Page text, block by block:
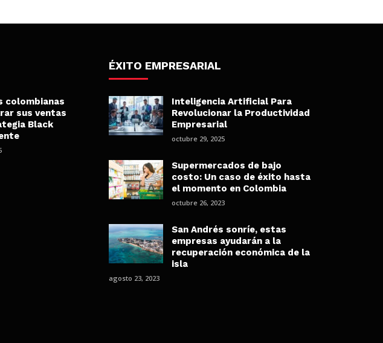
colombianas
sus ventas
Black
ÉXITO EMPRESARIAL
Inteligencia Artificial Para
Revolucionar la Productividad
Empresarial
octubre 29, 2025
Supermercados de bajo
costo: Un caso de éxito hasta
el momento en Colombia
octubre 26, 2023
San Andrés sonríe, estas
empresas ayudarán a la
recuperación económica de la
isla
agosto 23, 2023